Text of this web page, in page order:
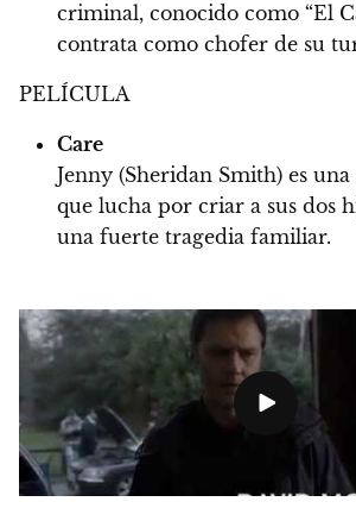
criminal, conocido como “El
contrata como chofer de su
PELÍCULA
Care
Jenny (Sheridan Smith) es
que lucha por criar a sus dos
una fuerte tragedia familiar.